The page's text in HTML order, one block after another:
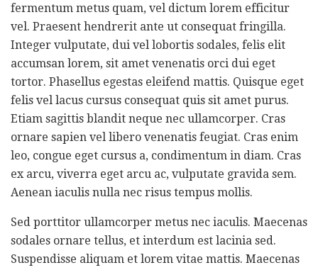
fermentum metus quam, vel dictum lorem efficitur
vel. Praesent hendrerit ante ut consequat fringilla.
Integer vulputate, dui vel lobortis sodales, felis elit
accumsan lorem, sit amet venenatis orci dui eget
tortor. Phasellus egestas eleifend mattis. Quisque eget
felis vel lacus cursus consequat quis sit amet purus.
Etiam sagittis blandit neque nec ullamcorper. Cras
ornare sapien vel libero venenatis feugiat. Cras enim
leo, congue eget cursus a, condimentum in diam. Cras
ex arcu, viverra eget arcu ac, vulputate gravida sem.
Aenean iaculis nulla nec risus tempus mollis.
Sed porttitor ullamcorper metus nec iaculis. Maecenas
sodales ornare tellus, et interdum est lacinia sed.
Suspendisse aliquam et lorem vitae mattis. Maecenas